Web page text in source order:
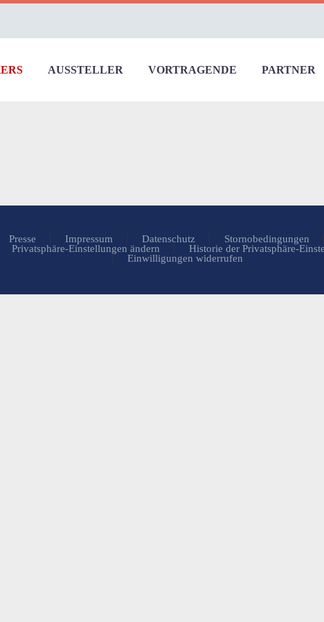
AUSSTELLER VORTRAGENDE PARTNER
Presse Impressum Datenschutz Stornobedingungen
Privatsphäre-Einstellungen ändern
Historie der Privatsphäre-
Einwilligungen widerrufen